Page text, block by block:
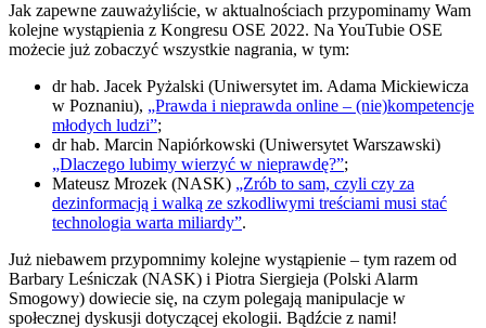
Jak zapewne zauważyliście, w aktualnościach przypominamy Wam
kolejne wystąpienia z Kongresu OSE 2022. Na YouTubie OSE
możecie już zobaczyć wszystkie nagrania, w tym:
dr hab. Jacek Pyżalski (Uniwersytet im. Adama Mickiewicza
w Poznaniu), „Prawda i nieprawda online – (nie)kompetencje
młodych ludzi”;
dr hab. Marcin Napiórkowski (Uniwersytet Warszawski)
„Dlaczego lubimy wierzyć w nieprawdę?”;
Mateusz Mrozek (NASK) „Zrób to sam, czyli czy za
dezinformacją i walką ze szkodliwymi treściami musi stać
technologia warta miliardy”.
Już niebawem przypomnimy kolejne wystąpienie – tym razem od
Barbary Leśniczak (NASK) i Piotra Siergieja (Polski Alarm
Smogowy) dowiecie się, na czym polegają manipulacje w
społecznej dyskusji dotyczącej ekologii. Bądźcie z nami!